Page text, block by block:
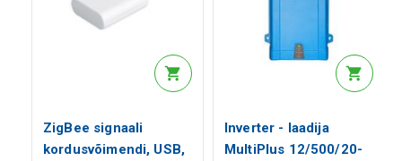
ZigBee signaali
kordusvõimendi, USB,
Inverter - laadija
MultiPlus 12/500/20-